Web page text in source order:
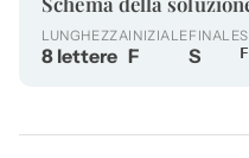
LUNGHEZZA
8 lettere
INIZIALE
F
FINALE
S